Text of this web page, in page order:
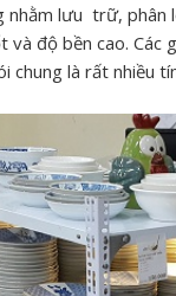
lưu trữ, phân
độ bền cao. Các
là rất nhiều